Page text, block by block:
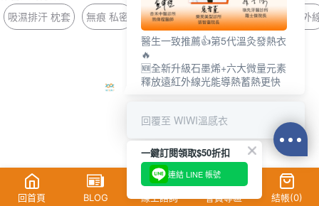
吸濕排汗 枕套
無痕 私密 口罩 MIT 男童 銀河 美背 遠紅外
回首頁 BLOG 線上諮詢 會員專區 結帳(0)
醫生一致推薦👍第5代溫灸發熱衣
🔥
🆕全新升級石墨烯+六大微量元素
釋放遠紅外線光能導熱蓄熱更快
回覆至 WIWI溫感衣
一鍵訂閱領取$50折扣
連結 LINE 帳號